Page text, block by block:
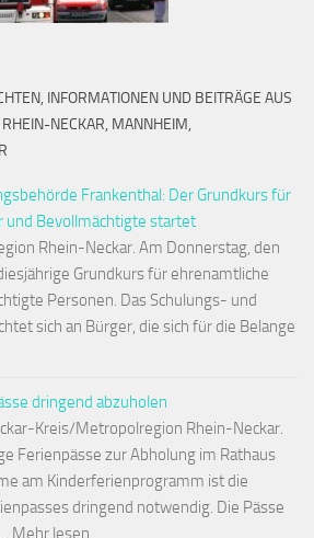
INFORMATIONEN UND BEITRÄGE AUS
NECKAR, MANNHEIM,
Frankenthal: Der Grundkurs für
und Bevollmächtigte startet
Rhein-Neckar. Am Donnerstag, den
Grundkurs für ehrenamtliche
Personen. Das Schulungs- und
sich an Bürger, die sich für die Belange
dringend abzuholen
Kreis/Metropolregion Rhein-Neckar.
Ferienpässe zur Abholung im Rathaus
am Kinderferienprogramm ist die
dringend notwendig. Die Pässe
Mehr lesen